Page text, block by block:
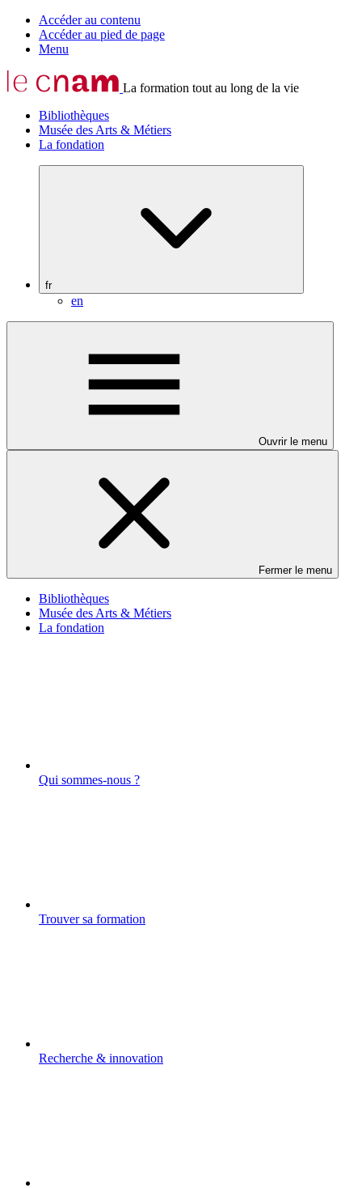
Accéder au contenu
Accéder au pied de page
Menu
La formation tout au long de la vie
Bibliothèques
Musée des Arts & Métiers
La fondation
fr
en
Ouvrir le menu
Fermer le menu
Bibliothèques
Musée des Arts & Métiers
La fondation
Qui sommes-nous ?
Trouver sa formation
Recherche & innovation